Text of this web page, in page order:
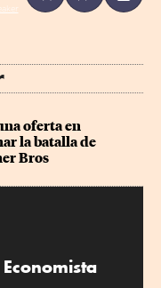
oferta en
la batalla de
Bros